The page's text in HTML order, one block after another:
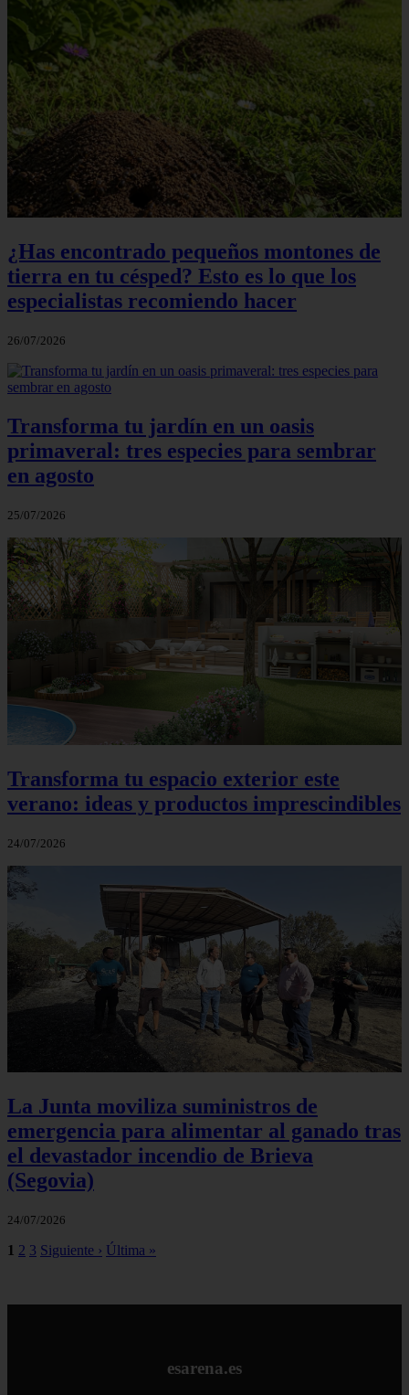
¿Has encontrado pequeños montones de
tierra en tu césped? Esto es lo que los
especialistas recomiendo hacer
26/07/2026
Transforma tu jardín en un oasis
primaveral: tres especies para sembrar
en agosto
25/07/2026
Transforma tu espacio exterior este
verano: ideas y productos imprescindibles
24/07/2026
La Junta moviliza suministros de
emergencia para alimentar al ganado tras
el devastador incendio de Brieva
(Segovia)
24/07/2026
1 2 3 Siguiente › Última »
esarena.es